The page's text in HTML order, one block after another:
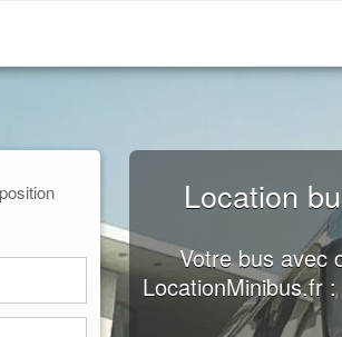
Location
Votre bus avec
LocationMinibus.fr